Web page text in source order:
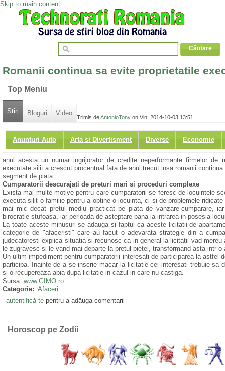
Skip to main content
Romanii continua sa evite proprietatile
Top Meniu
Stiri Bloguri Video
Anunturi Auto Arta si Divertisment Diverse Economie
Trimis deAntonioTony on Vin, 2014-10-03 13:51
anul acesta un numar ingrijorator de credite neperformante firmelor
executate silit a crescut procentual fata de anul trecut insa romanii
segment de piata.
Cumparatorii descurajati de preturi mari si proceduri complexe
Exista mai multe motive pentru care cumparatorii se feresc de locuintele
executa silit o familie pentru a obtine o locuinta, ci si de problemele
mai mic decat pretul mediu practicat pe piata de vanzare-cumparare,
birocratie stufoasa, iar perioada de asteptare pana la intrarea in posesia
La toate aceste minusuri se adauga si faptul ca aceste licitatii de
categorie de "afaceristi" care au facut o adevarata strategie din a
judecatoresti explica situatia si recunosc ca in general la licitatii vad
le zugravesc si le vand mai departe la pretul pietei, transformand asta intr-o
Un ultim impediment pentru cumparatorii interesati de participarea la
participa. Inainte de a se inscrie macar la licitatie cei interesati trebuie sa
si-o recupereaza abia dupa licitatie in cazul in care nu castiga.
Sursa: www.GIMO.ro
Categorie: Afaceri
autentifică-tepentru a adăuga comentarii
Horoscop pe Zodii